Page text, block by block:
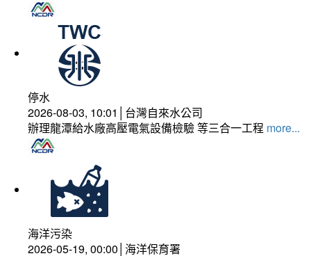
停水
2026-08-03, 10:01│台灣自來水公司
辦理龍潭給水廠高壓電氣設備檢驗 等三合一工程 more...
海洋污染
2026-05-19, 00:00│海洋保育署